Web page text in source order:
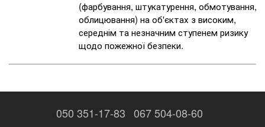
(фарбування, штукатурення, обмотування,
облицювання) на об'єктах з високим,
середнім та незначним ступенем ризику
щодо пожежної безпеки.
050 351-17-83 067 504-08-60